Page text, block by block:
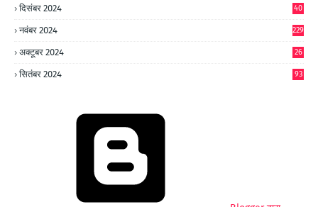
दिसंबर 2024
40
नवंबर 2024 229
अक्टूबर 2024
26
सितंबर 2024 93